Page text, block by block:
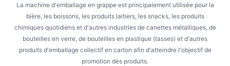
La machine d'emballage en grappe est principalement utilisée pour la
bière, les boissons, les produits laitiers, les snacks, les produits
chimiques quotidiens et d'autres industries de canettes métalliques, de
bouteilles en verre, de bouteilles en plastique (tasses) et d'autres
produits d'emballage collectif en carton afin d'atteindre l'objectif de
promotion des produits.